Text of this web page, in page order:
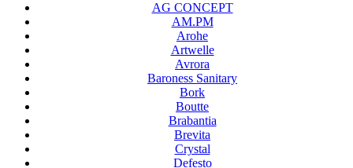
AG CONCEPT
AM.PM
Arohe
Artwelle
Avrora
Baroness Sanitary
Bork
Boutte
Brabantia
Brevita
Crystal
Defesto